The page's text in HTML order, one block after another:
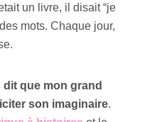
un livre, il disait “je
mots. Chaque jour,
que mon grand
son imaginaire.